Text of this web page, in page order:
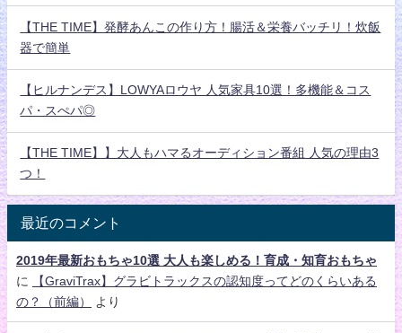
【THE TIME】発酵あんこの作り方！腸活＆栄養バッチリ！炊飯
器で簡単
【ヒルナンデス】LOWYAロウヤ 人気家具10選！多機能＆コス
パ・スぺパ◎
【THE TIME】】大人もハマるオーディション番組 人気の理由3
つ！
最近のコメント
2019年最新おもちゃ10選 大人も楽しめる！育成・知育おもちゃ
に
【GraviTrax】グラビトラックスの認知度ってどのくらいある
の？（前編）
より